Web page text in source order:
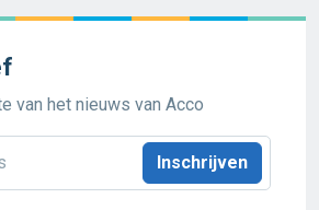
van het nieuws van Acco